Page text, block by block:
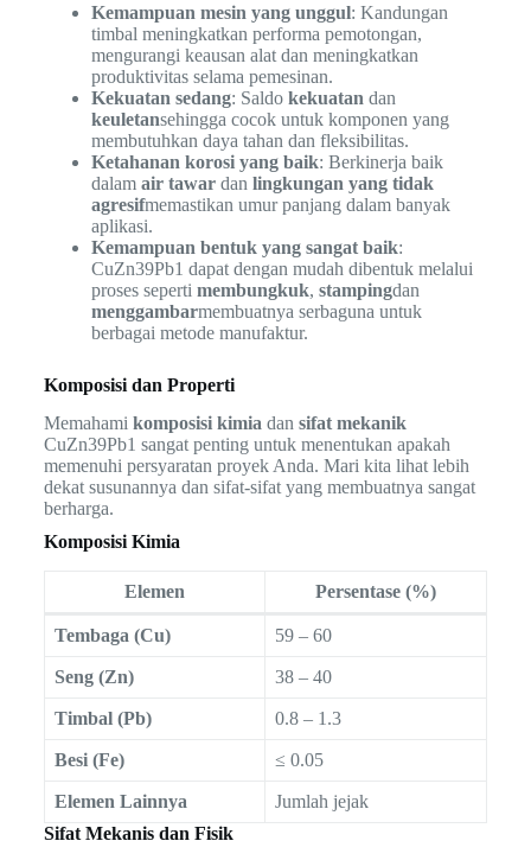
Kemampuan mesin yang unggul: Kandungan
timbal meningkatkan performa pemotongan,
mengurangi keausan alat dan meningkatkan
produktivitas selama pemesinan.
Kekuatan sedang: Saldo kekuatan dan
keuletansehingga cocok untuk komponen yang
membutuhkan daya tahan dan fleksibilitas.
Ketahanan korosi yang baik: Berkinerja baik
dalam air tawardan lingkungan yang tidak
agresifmemastikan umur panjang dalam banyak
aplikasi.
Kemampuan bentuk yang sangat baik:
CuZn39Pb1 dapat dengan mudah dibentuk melalui
proses seperti membungkuk, stampingdan
menggambarmembuatnya serbaguna untuk
berbagai metode manufaktur.
Komposisi dan Properti
Memahami komposisi kimia dan sifat mekanik
CuZn39Pb1 sangat penting untuk menentukan apakah
memenuhi persyaratan proyek Anda. Mari kita lihat lebih
dekat susunannya dan sifat-sifat yang membuatnya sangat
berharga.
Komposisi Kimia
Elemen Persentase (%)
Tembaga (Cu) 59 – 60
Seng (Zn) 38 – 40
Timbal (Pb) 0.8 – 1.3
Besi (Fe) ≤ 0.05
Elemen Lainnya
Jumlah jejak
Sifat Mekanis dan Fisik